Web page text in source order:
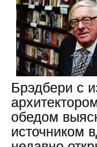
Брэдбери с
обедом
источником